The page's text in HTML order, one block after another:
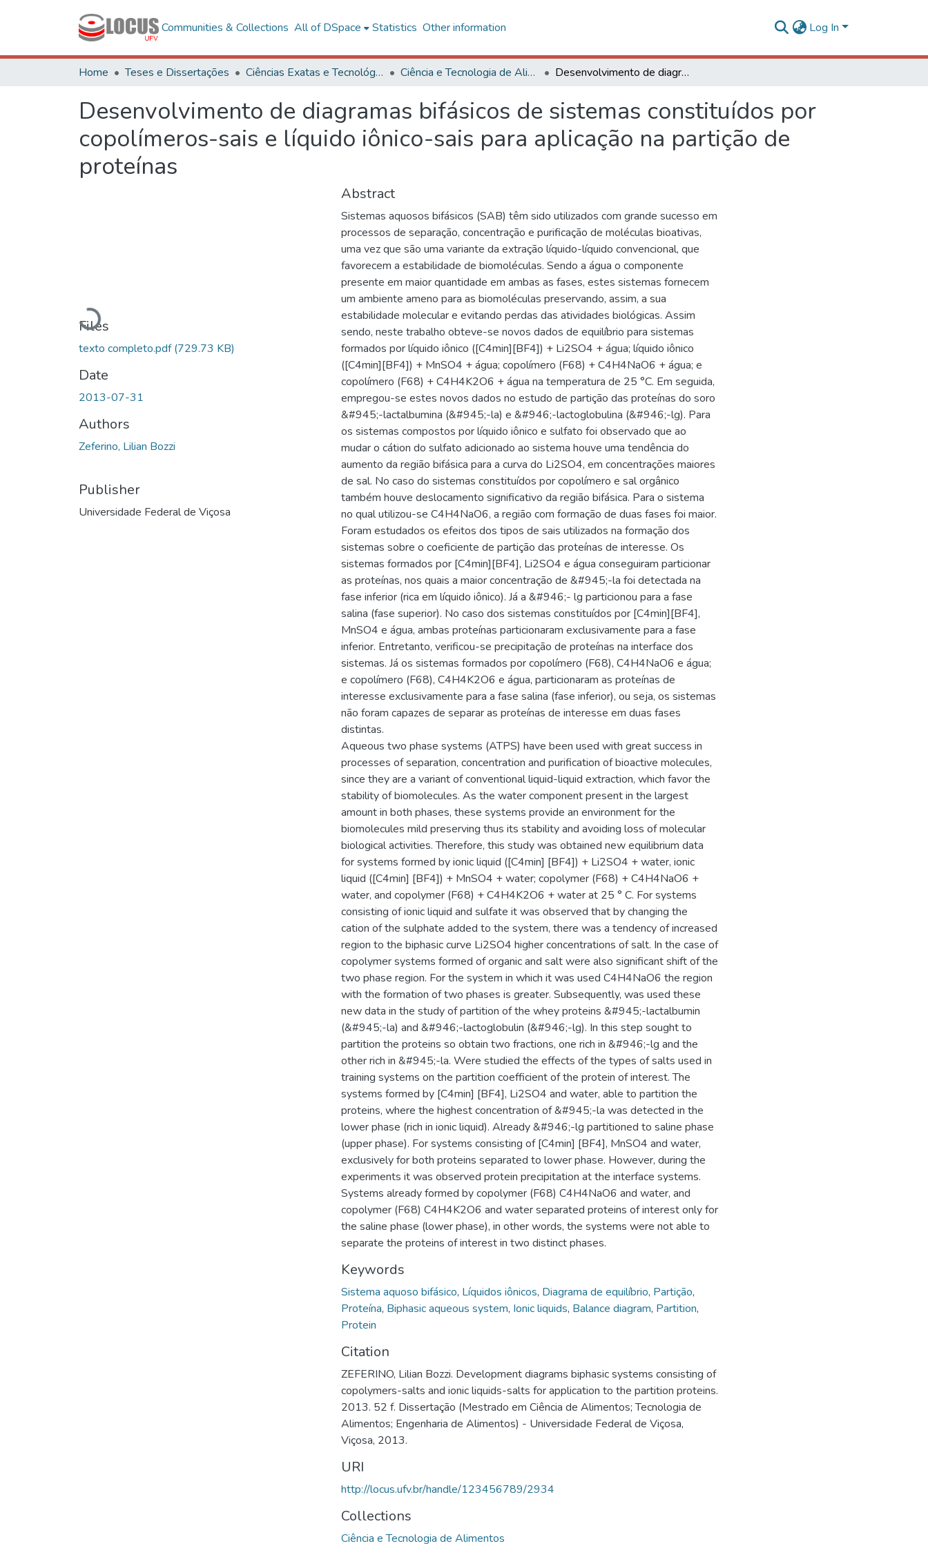
Communities & Collections All of DSpace Statistics Other information Log In
Home Teses e Dissertações Ciências Exatas e Tecnológicas Ciência e Tecnologia de Alimentos Desenvolvimento de diagramas bifásicos de sistemas constituídos por copolímeros-sais e líquido iônico-sais para aplicação na partição de proteínas
Desenvolvimento de diagramas bifásicos de sistemas constituídos por
copolímeros-sais e líquido iônico-sais para aplicação na partição de
proteínas
Loading...
Files
texto completo.pdf(729.73 KB)
Date
2013-07-31
Authors
Zeferino, Lilian Bozzi
Publisher
Universidade Federal de Viçosa
Abstract
Sistemas aquosos bifásicos (SAB) têm sido utilizados com grande sucesso em
processos de separação, concentração e purificação de moléculas bioativas,
uma vez que são uma variante da extração líquido-líquido convencional, que
favorecem a estabilidade de biomoléculas. Sendo a água o componente
presente em maior quantidade em ambas as fases, estes sistemas fornecem
um ambiente ameno para as biomoléculas preservando, assim, a sua
estabilidade molecular e evitando perdas das atividades biológicas. Assim
sendo, neste trabalho obteve-se novos dados de equilíbrio para sistemas
formados por líquido iônico ([C4min][BF4]) + Li2SO4 + água; líquido iônico
([C4min][BF4]) + MnSO4 + água; copolímero (F68) + C4H4NaO6 + água; e
copolímero (F68) + C4H4K2O6 + água na temperatura de 25 °C. Em seguida,
empregou-se estes novos dados no estudo de partição das proteínas do soro
&#945;-lactalbumina (&#945;-la) e &#946;-lactoglobulina (&#946;-lg). Para
os sistemas compostos por líquido iônico e sulfato foi observado que ao
mudar o cátion do sulfato adicionado ao sistema houve uma tendência do
aumento da região bifásica para a curva do Li2SO4, em concentrações maiores
de sal. No caso do sistemas constituídos por copolímero e sal orgânico
também houve deslocamento significativo da região bifásica. Para o sistema
no qual utilizou-se C4H4NaO6, a região com formação de duas fases foi maior.
Foram estudados os efeitos dos tipos de sais utilizados na formação dos
sistemas sobre o coeficiente de partição das proteínas de interesse. Os
sistemas formados por [C4min][BF4], Li2SO4 e água conseguiram particionar
as proteínas, nos quais a maior concentração de &#945;-la foi detectada na
fase inferior (rica em líquido iônico). Já a &#946;- lg particionou para a fase
salina (fase superior). No caso dos sistemas constituídos por [C4min][BF4],
MnSO4 e água, ambas proteínas particionaram exclusivamente para a fase
inferior. Entretanto, verificou-se precipitação de proteínas na interface dos
sistemas. Já os sistemas formados por copolímero (F68), C4H4NaO6 e água;
e copolímero (F68), C4H4K2O6 e água, particionaram as proteínas de
interesse exclusivamente para a fase salina (fase inferior), ou seja, os sistemas
não foram capazes de separar as proteínas de interesse em duas fases
distintas.
Aqueous two phase systems (ATPS) have been used with great success in
processes of separation, concentration and purification of bioactive molecules,
since they are a variant of conventional liquid-liquid extraction, which favor the
stability of biomolecules. As the water component present in the largest
amount in both phases, these systems provide an environment for the
biomolecules mild preserving thus its stability and avoiding loss of molecular
biological activities. Therefore, this study was obtained new equilibrium data
for systems formed by ionic liquid ([C4min] [BF4]) + Li2SO4 + water, ionic
liquid ([C4min] [BF4]) + MnSO4 + water; copolymer (F68) + C4H4NaO6 +
water, and copolymer (F68) + C4H4K2O6 + water at 25 ° C. For systems
consisting of ionic liquid and sulfate it was observed that by changing the
cation of the sulphate added to the system, there was a tendency of increased
region to the biphasic curve Li2SO4 higher concentrations of salt. In the case of
copolymer systems formed of organic and salt were also significant shift of the
two phase region. For the system in which it was used C4H4NaO6 the region
with the formation of two phases is greater. Subsequently, was used these
new data in the study of partition of the whey proteins &#945;-lactalbumin
(&#945;-la) and &#946;-lactoglobulin (&#946;-lg). In this step sought to
partition the proteins so obtain two fractions, one rich in &#946;-lg and the
other rich in &#945;-la. Were studied the effects of the types of salts used in
training systems on the partition coefficient of the protein of interest. The
systems formed by [C4min] [BF4], Li2SO4 and water, able to partition the
proteins, where the highest concentration of &#945;-la was detected in the
lower phase (rich in ionic liquid). Already &#946;-lg partitioned to saline phase
(upper phase). For systems consisting of [C4min] [BF4], MnSO4 and water,
exclusively for both proteins separated to lower phase. However, during the
experiments it was observed protein precipitation at the interface systems.
Systems already formed by copolymer (F68) C4H4NaO6 and water, and
copolymer (F68) C4H4K2O6 and water separated proteins of interest only for
the saline phase (lower phase), in other words, the systems were not able to
separate the proteins of interest in two distinct phases.
Keywords
Sistema aquoso bifásico, Líquidos iônicos, Diagrama de equilíbrio, Partição,
Proteína, Biphasic aqueous system, Ionic liquids, Balance diagram, Partition,
Protein
Citation
ZEFERINO, Lilian Bozzi. Development diagrams biphasic systems consisting of
copolymers-salts and ionic liquids-salts for application to the partition proteins.
2013. 52 f. Dissertação (Mestrado em Ciência de Alimentos; Tecnologia de
Alimentos; Engenharia de Alimentos) - Universidade Federal de Viçosa,
Viçosa, 2013.
URI
http://locus.ufv.br/handle/123456789/2934
Collections
Ciência e Tecnologia de Alimentos